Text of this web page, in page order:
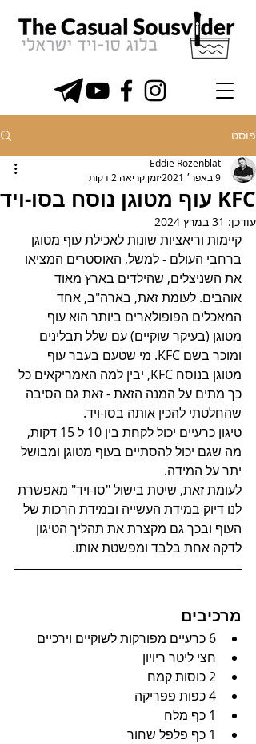
פוסט
KFC עוף מטוגן נוסח בסו-ויד
Eddie Rozenblat
9 באפר׳ 2021
זמן קריאה 2 דקות
עודכן: 31 במרץ 2024
קיימות וריאציות שונות לאכילת עוף מטוגן
ברחבי העולם - למשל, האוסטרים המציאו
את השניצלים, שהילדים בארץ מאוד
אוהבים. לעומת זאת, בארה"ב, אחד
המאכלים הפופולארים ביותר הוא עוף
מטוגן (בעיקר שוקיים) עם שלל תבלינים
ומוכר בשם KFC. מי שטעם בעבר עוף
מטוגן בנוסח KFC, יבין למה האמריקאים כל
כך מתים על המנה הזאת - זאת גם הסיבה
שהחלטתי להכין אותה בסו-ויד.
טיגון כרעיים יכול לקחת בין 10 ל 15 דקות,
מה שגם יכול להסתיים בעוף מטוגן ומבושל
יתר על המידה.
לעומת זאת, שיטת בישול "סו-ויד" מאפשרת
לנו דיוק במידת העשייה ובמידת הרכות של
העוף ובכך גם מקצרת את תהליך הטיגון
לדקה אחת בלבד ומפשטת אותו.
מרכיבים
6 כרעיים מפורקות לשוקיים וירכיים
חצי ליטר ריויון
2 כוסות קמח
4 כפות פפריקה
1 כף מלח
1 כף פלפל שחור